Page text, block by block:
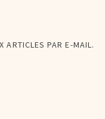
ARTICLES PAR E-MAIL.